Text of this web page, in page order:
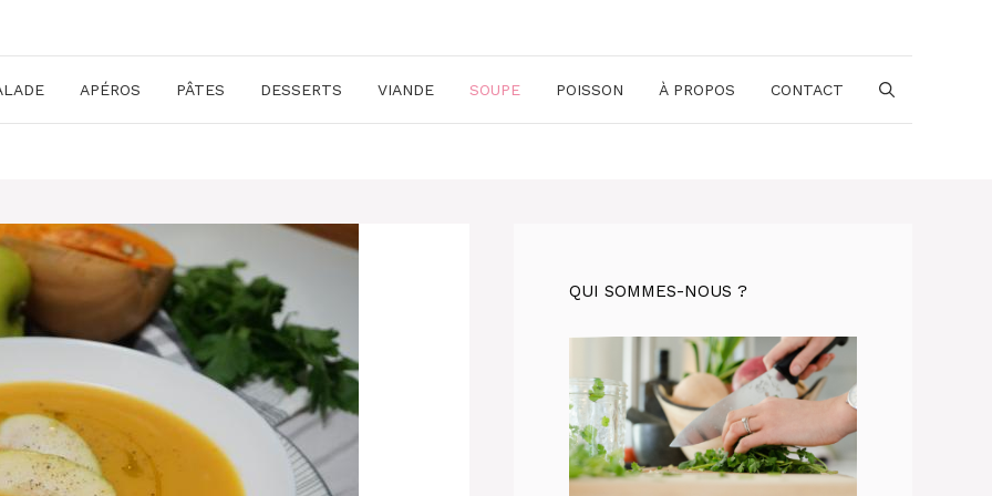
APÉROS PÂTES DESSERTS VIANDE SOUPE POISSON À PROPOS CONTACT
QUI SOMMES-NOUS ?